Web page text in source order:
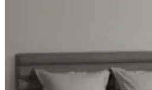
tootelehel.